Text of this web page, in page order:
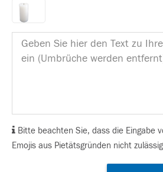
Bitte beachten Sie, dass die Eingabe
Emojis aus Pietätsgründen nicht